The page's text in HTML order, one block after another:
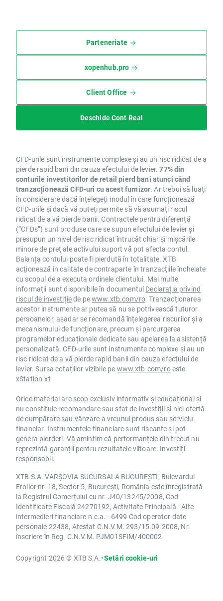
Parteneriate
xopenhub.pro
Client Office
Deschide Cont Real
CFD-urile sunt instrumente complexe și au un risc ridicat de a
pierde rapid bani din cauza efectului de levier.77% din
conturile investitorilor de retail pierd bani atunci când
tranzacționează CFD-uri cu acest furnizor. Ar trebui să luați
în considerare dacă înțelegeți modul în care funcționează
CFD-urile și dacă vă puteți permite să vă asumați riscul
ridicat de a vă pierde banii. Contractele pentru diferență
(”CFDs”) sunt produse care se supun efectului de levier și
presupun un nivel de risc ridicat întrucât chiar și mișcările
minore de preț ale activului suport vă pot afecta contul.
Balanța contului poate fi pierdută în totalitate. XTB
acţionează în calitate de contraparte în tranzacţiile încheiate
cu scopul de a executa ordinele clientului. Mai multe
informații sunt disponibile în documentul Declarația privind
riscul de investițiede pewww.xtb.com/ro. Tranzacționarea
acestor instrumente ar putea să nu se potrivească tuturor
persoanelor, așadar se recomandă înțelegerea riscurilor și a
mecanismului de funcționare, precum și parcurgerea
programelor educaționale dedicate sau apelarea la asistență
personalizată. CFD-urile sunt instrumente complexe și au un
risc ridicat de a vă pierde rapid banii din cauza efectului de
levier. Sursa cotațiilor vizibile pe www.xtb.com/roeste
xStation.xt
Orice material are scop exclusiv informativ și educațional și
nu constituie recomandare sau sfat de investiții și nici ofertă
de cumpărare sau vânzare a vreunui produs sau serviciu
financiar. Instrumentele financiare sunt riscante și pot
genera pierderi. Vă amintim că performanțele din trecut nu
reprezintă garanții pentru rezultatele viitoare. Investiți
responsabil.
XTB S.A. VARȘOVIA SUCURSALA BUCUREȘTI, Bulevardul
Eroilor nr. 18, Sector 5, București, România este înregistrată
la Registrul Comerțului cu nr. J40/13245/2008, Cod
Identificare Fiscală 24270192, Activitate Principală - Alte
intermedieri financiare n.c.a. - 6499 Cod operator date
personale 22438, Atestat C.N.V.M. 293/15.09.2008, Nr.
înscriere în Reg. C.N.V.M. PJM01SFIM/400002
Copyright 2026 © XTB S.A.•Setări cookie-uri